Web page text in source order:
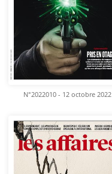
N°2022010 - 12 octobre 2022